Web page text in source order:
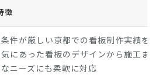
徴
件が厳しい京都での看板制作実績を
にあった看板のデザインから施工ま
ニーズにも柔軟に対応